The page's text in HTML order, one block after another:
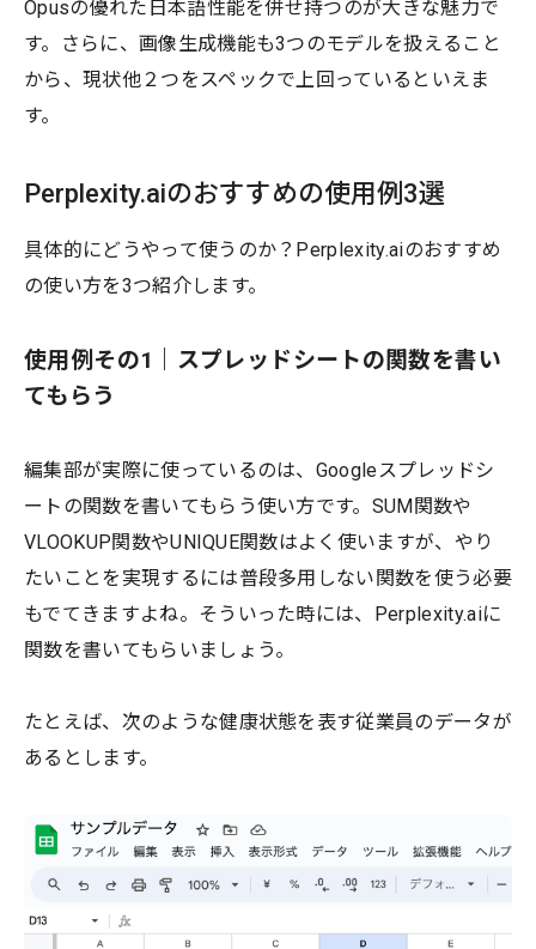
Opusの優れた日本語性能を併せ持つのが大きな魅力で
す。さらに、画像生成機能も3つのモデルを扱えること
から、現状他２つをスペックで上回っているといえま
す。
Perplexity.aiのおすすめの使用例3選
具体的にどうやって使うのか？Perplexity.aiのおすすめ
の使い方を3つ紹介します。
使用例その1｜スプレッドシートの関数を書い
てもらう
編集部が実際に使っているのは、Googleスプレッドシ
ートの関数を書いてもらう使い方です。SUM関数や
VLOOKUP関数やUNIQUE関数はよく使いますが、やり
たいことを実現するには普段多用しない関数を使う必要
もでてきますよね。そういった時には、Perplexity.aiに
関数を書いてもらいましょう。
たとえば、次のような健康状態を表す従業員のデータが
あるとします。